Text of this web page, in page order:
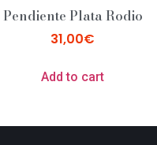
Pendiente Plata Rodio
31,00€
Add to cart